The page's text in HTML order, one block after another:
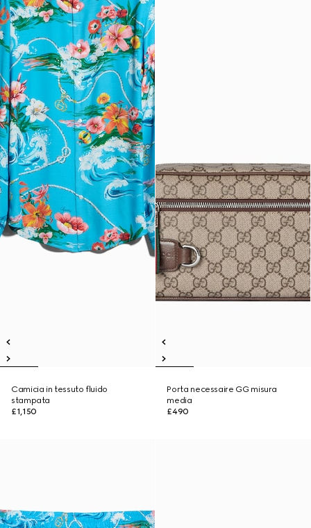
Camicia in tessuto fluido
stampata
£1,150
Porta necessaire GG misura
media
£490